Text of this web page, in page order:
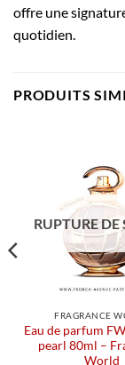
offre une
quotidien.
PRODUITS
RUPTURE DE
FRAGRANCE
Eau de parfum
pearl 80ml –
World